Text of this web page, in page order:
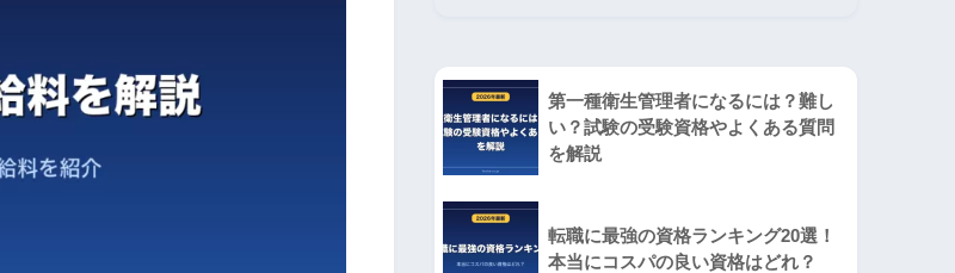
第一種衛生管理者になるには？難し
い？試験の受験資格やよくある質問
を解説
転職に最強の資格ランキング20選！
本当にコスパの良い資格はどれ？